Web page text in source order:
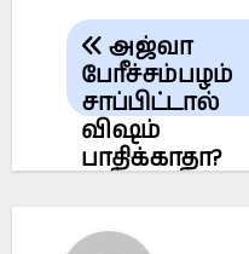
Post
navigation
அஜ்வா
பேரீச்சம்பழம்
சாப்பிட்டால்
விஷம்
பாதிக்காதா?